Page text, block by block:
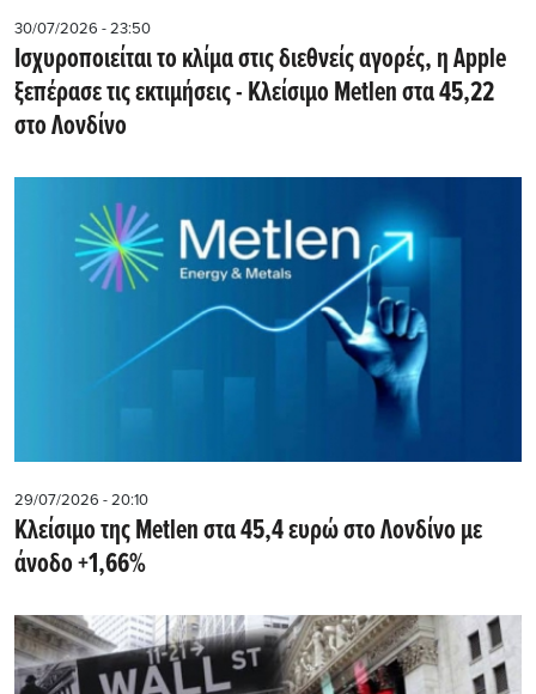
30/07/2026 - 23:50
Iσχυροποιείται το κλίμα στις διεθνείς αγορές, η Apple
ξεπέρασε τις εκτιμήσεις - Kλείσιμο Metlen στα 45,22
στο Λονδίνο
29/07/2026 - 20:10
Kλείσιμο της Metlen στα 45,4 ευρώ στο Λονδίνο με
άνοδο +1,66%